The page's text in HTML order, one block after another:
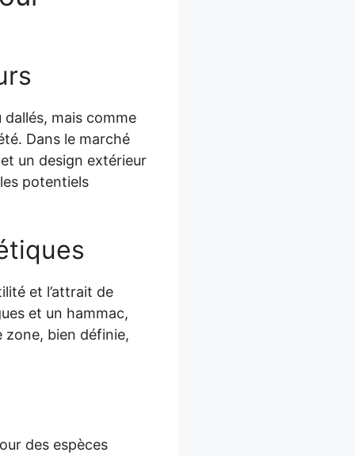
mais comme
Dans le marché
un design extérieur
potentiels
et l’attrait de
et un hammac,
zone, bien définie,
des espèces